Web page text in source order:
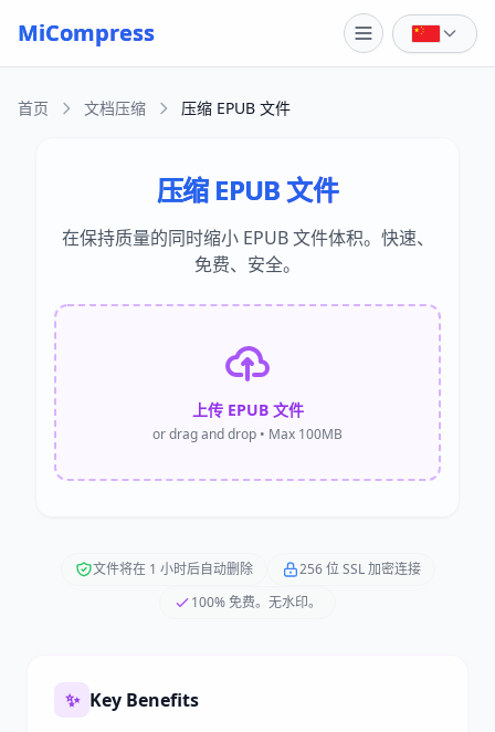
Skip to main content
MiCompress
首页 文档压缩 压缩 EPUB 文件
压缩 EPUB 文件
在保持质量的同时缩小 EPUB 文件体积。快速、
免费、安全。
上传 EPUB 文件
or drag and drop • Max 100MB
文件将在 1 小时后自动删除
256 位 SSL 加密连接
100% 免费。无水印。
✨ Key Benefits